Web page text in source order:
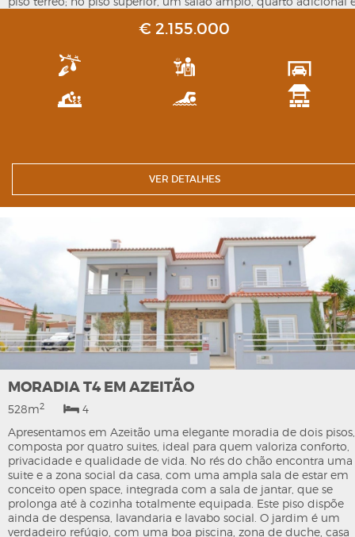
Oferece ainda piscina com zona de refeições e churrasqueira,
garagem de
70 m², poço, cozinhas equipadas e janelas de sótão. Rodeada
por pinheiros, oliveiras e árvores de fruto, esta quinta alia
€ 2.155.000
VER DETALHES
MORADIA T4 EM AZEITÃO
528m2
4
Apresentamos em Azeitão uma elegante moradia de dois pisos,
composta por quatro suites, ideal para quem valoriza conforto,
privacidade e qualidade de vida. No rés do chão encontra uma
suite e a zona social da casa, com uma ampla sala de estar em
conceito open space, integrada com a sala de jantar, que se
prolonga até à cozinha totalmente equipada. Este piso dispõe
ainda de despensa, lavandaria e lavabo social. O jardim é um
verdadeiro refúgio, com uma boa piscina, zona de duche, casa